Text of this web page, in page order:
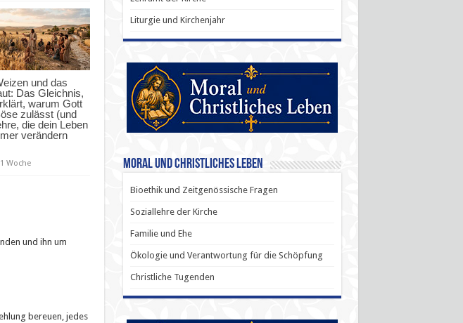
und das
Das Gleichnis,
warum Gott
zulässt (und
die dein Leben
verändern
Woche
und ihn um
bereuen, jedes
Liturgie und Kirchenjahr
Moral und Christliches Leben
Bioethik und Zeitgenössische Fragen
Soziallehre der Kirche
Familie und Ehe
Ökologie und Verantwortung für die Schöpfung
Christliche Tugenden